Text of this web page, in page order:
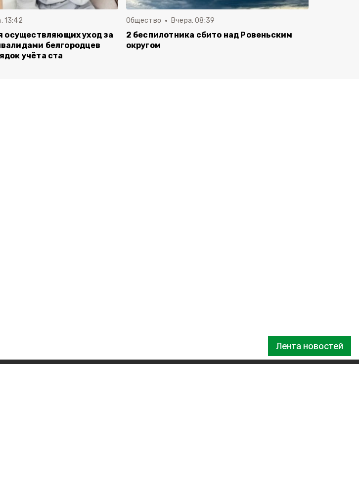
Лента новостей
13:42
осуществляющих уход за
белгородцев
учёта ста
Общество Вчера, 08:39
2 беспилотника сбито над Ровеньским
округом